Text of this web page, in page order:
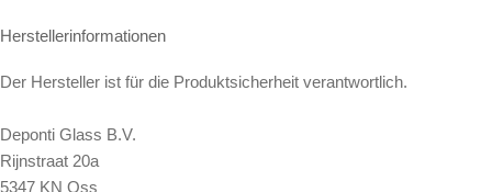
Herstellerinformationen
Der Hersteller ist für die Produktsicherheit verantwortlich.
Deponti Glass B.V.
Rijnstraat 20a
5347 KN Oss